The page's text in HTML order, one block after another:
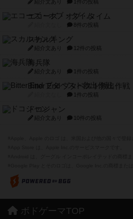
紹介文あり 1件の投稿
エコーズ・オブ・タイム
8件の投稿
スカルキング
紹介文あり 12件の投稿
海兵隊
紹介文あり 1件の投稿
Bitter End ブタペスト救出作戦
1件の投稿
ドコジャン
紹介文あり 10件の投稿
ボドゲーマTOP